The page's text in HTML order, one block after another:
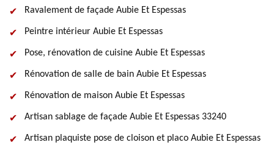
Ravalement de façade Aubie Et Espessas
Peintre intérieur Aubie Et Espessas
Pose, rénovation de cuisine Aubie Et Espessas
Rénovation de salle de bain Aubie Et Espessas
Rénovation de maison Aubie Et Espessas
Artisan sablage de façade Aubie Et Espessas 33240
Artisan plaquiste pose de cloison et placo Aubie Et Espessas